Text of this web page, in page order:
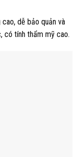
dễ bảo quản và
có tính thẩm mỹ cao.